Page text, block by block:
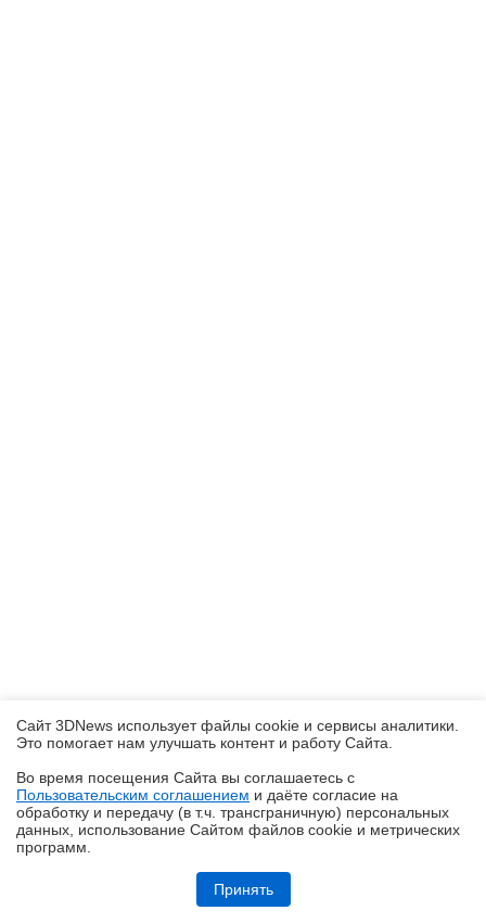
realme P4, realme P4x и realme P4 Lite: заход в ту же реку, но с
Сайт 3DNews использует файлы cookie и сервисы аналитики.
Это помогает нам улучшать контент и работу Cайта.
Во время посещения Cайта вы соглашаетесь с
Пользовательским соглашением и даёте согласие на
обработку и передачу (в т.ч. трансграничную) персональных
данных, использование Cайтом файлов cookie и метрических
программ.
Принять